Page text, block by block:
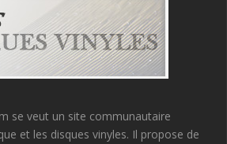
se veut un site communautaire
et les disques vinyles. Il propose de